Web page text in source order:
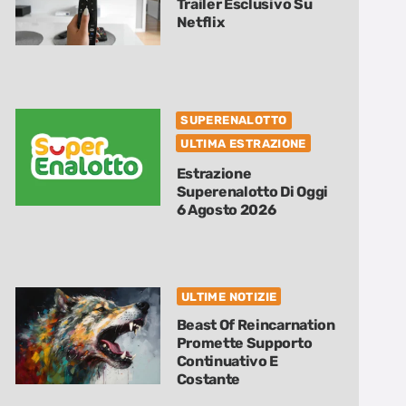
Trailer Esclusivo Su
Netflix
SUPERENALOTTO
ULTIMA ESTRAZIONE
Estrazione
Superenalotto Di Oggi
6 Agosto 2026
ULTIME NOTIZIE
Beast Of Reincarnation
Promette Supporto
Continuativo E
Costante